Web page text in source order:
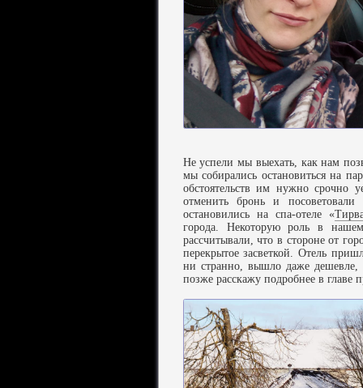
Не успели мы выехать, как нам
мы собирались остановиться на
обстоятельств им нужно срочно
отменить бронь и
остановились на спа-отеле «
города. Некоторую роль в
рассчитывали, что в стороне от
перекрытое засветкой. Отель
ни странно, вышло даже дешевле,
позже расскажу подробнее в главе